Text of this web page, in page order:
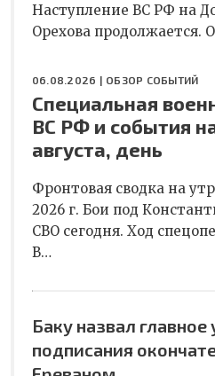
Наступление ВС РФ на
Орехова продолжается.
06.08.2026 | ОБЗОР СОБЫТИЙ
Специальная
ВС РФ и события
августа, день
Фронтовая сводка на
2026 г. Бои под
СВО сегодня. Ход
В…
Баку назвал главное
подписания